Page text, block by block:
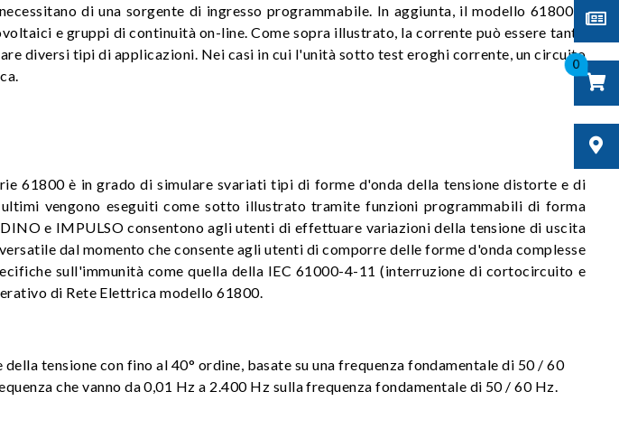
0
di una sorgente di ingresso programmabile. In aggiunta, il modello 61800 è
e gruppi di continuità on-line. Come sopra illustrato, la corrente può essere tanto
diversi tipi di applicazioni. Nei casi in cui l'unità sotto test eroghi corrente, un circuito
61800 è in grado di simulare svariati tipi di forme d'onda della tensione distorte e di
vengono eseguiti come sotto illustrato tramite funzioni programmabili di forma
e IMPULSO consentono agli utenti di effettuare variazioni della tensione di uscita
dal momento che consente agli utenti di comporre delle forme d'onda complesse
sull'immunità come quella della IEC 61000-4-11 (interruzione di cortocircuito e
di Rete Elettrica modello 61800.
tensione con fino al 40° ordine, basate su una frequenza fondamentale di 50 / 60
che vanno da 0,01 Hz a 2.400 Hz sulla frequenza fondamentale di 50 / 60 Hz.